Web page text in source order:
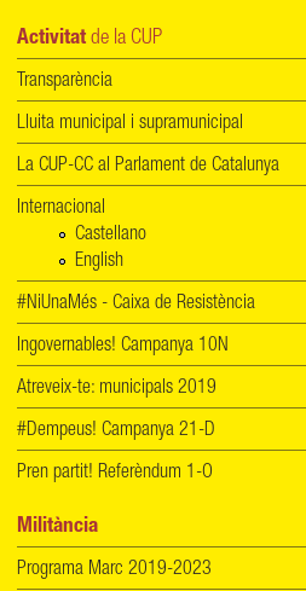
Activitat de la CUP
Transparència
Lluita municipal i supramunicipal
La CUP-CC al Parlament de Catalunya
Internacional
Castellano
English
#NiUnaMés - Caixa de Resistència
Ingovernables! Campanya 10N
Atreveix-te: municipals 2019
#Dempeus! Campanya 21-D
Pren partit! Referèndum 1-O
Militància
Programa Marc 2019-2023